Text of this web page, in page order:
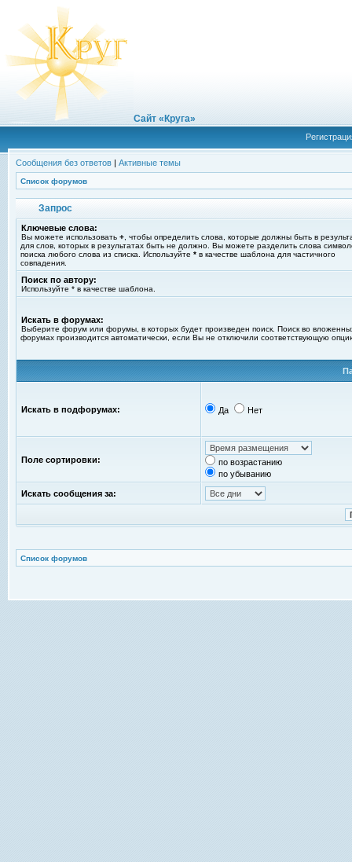
Сайт «Круга»
Сообщения без ответов | Активные темы
Список форумов
Запрос
Ключевые слова:
Вы можете использовать + , чтобы определить слова, которые должны быть в
для слов, которых в результатах быть не должно. Вы можете разделить слова
поиска любого слова из списка. Используйте * в качестве шаблона для частичного
совпадения.
Поиск по автору:
Используйте * в качестве шаблона.
Искать в форумах:
Выберите форум или форумы, в которых будет произведен поиск. Поиск во
форумах производится автоматически, если Вы не отключили соответствующую
Искать в подфорумах: Да Нет
Поле сортировки:
по возрастанию
по убыванию
Искать сообщения за:
Список форумов